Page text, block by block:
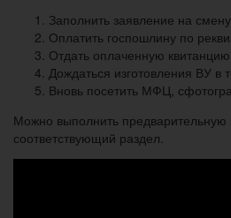
Заполнить заявление на
Оплатить госпошлину по
Отдать оплаченную
Дождаться изготовления ВУ в
Вновь посетить МФЦ,
Можно выполнить предварительную
соответствующий раздел.